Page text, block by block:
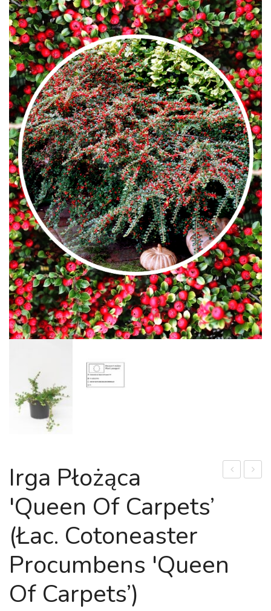
fruticosa
Irga Płożąca
'Queen Of Carpets’
(łac. Cotoneaster
Procumbens 'Queen
Of Carpets’)